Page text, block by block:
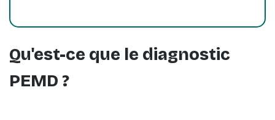
Qu'est-ce que le diagnostic
PEMD ?